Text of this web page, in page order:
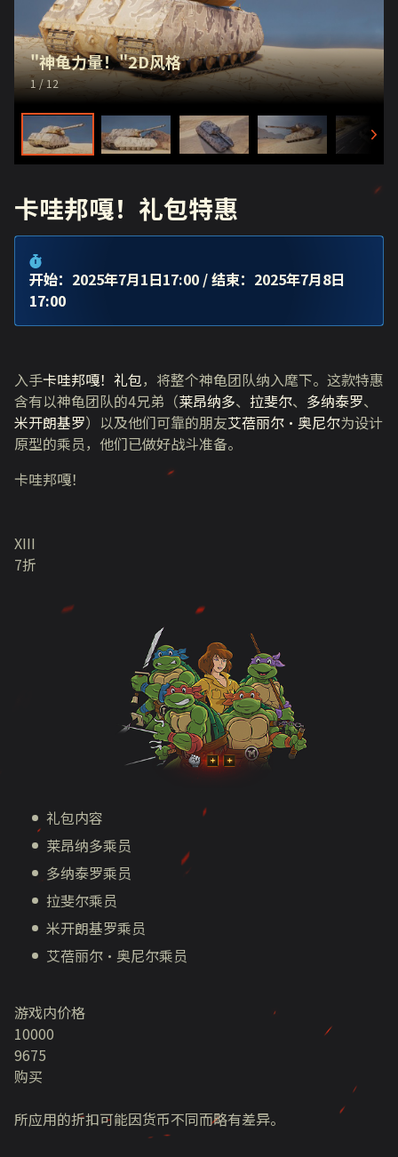
"神龟力量！"2D风格
1/ 12
卡哇邦嘎！礼包特惠
开始：2025年7月1日17:00 / 结束：2025年7月8日
17:00
入手卡哇邦嘎！礼包，将整个神龟团队纳入麾下。这款特惠
含有以神龟团队的4兄弟（莱昂纳多、 拉斐尔、 多纳泰罗、
米开朗基罗）以及他们可靠的朋友艾蓓丽尔·奥尼尔为设计
原型的乘员，他们已做好战斗准备。
卡哇邦嘎！
XIII
7折
礼包内容
莱昂纳多乘员
多纳泰罗乘员
拉斐尔乘员
米开朗基罗乘员
艾蓓丽尔·奥尼尔乘员
游戏内价格
10000
9675
购买
所应用的折扣可能因货币不同而略有差异。